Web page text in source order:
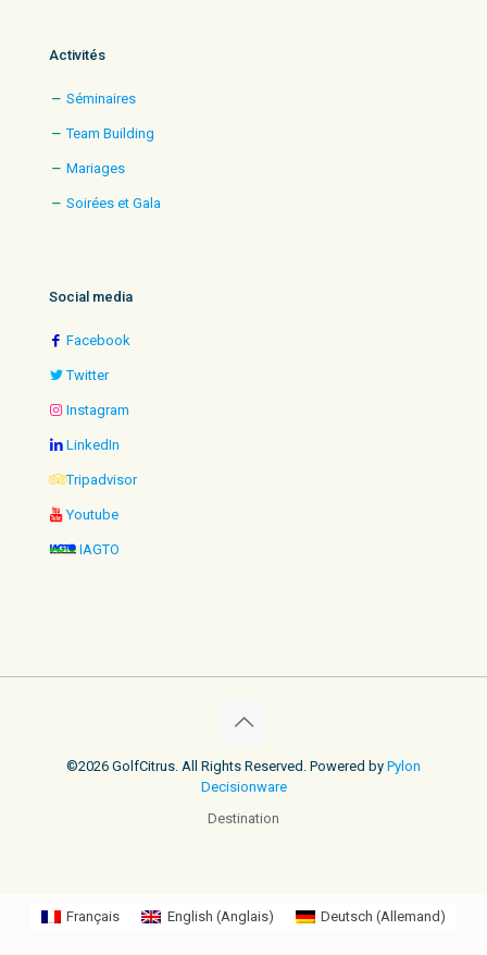
Activités
Séminaires
Team Building
Mariages
Soirées et Gala
Social media
Facebook
Twitter
Instagram
LinkedIn
Tripadvisor
Youtube
IAGTO
©2026 GolfCitrus. All Rights Reserved. Powered by Pylon
Decisionware
Destination
Français English (Anglais) Deutsch (Allemand)